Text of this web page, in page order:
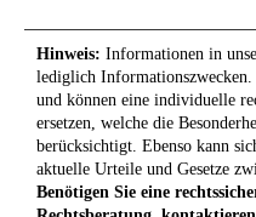
Hinweis: Informationen in
lediglich Informationszwecken.
und können eine individuelle
ersetzen, welche die
berücksichtigt. Ebenso kann
aktuelle Urteile und Gesetze
Benötigen Sie eine